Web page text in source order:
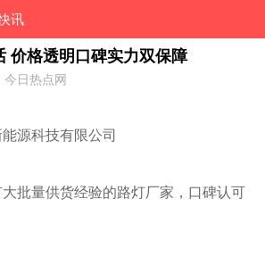
讯
价格透明口碑实力双保障
今日热点网
源科技有限公司
批量供货经验的路灯厂家，口碑认可